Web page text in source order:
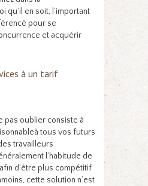
qu’il en soit, l’important
pour se
et acquérir
à un tarif
pas oublier consiste à
tous vos futurs
travailleurs
l’habitude de
d’être plus compétitif
cette solution n’est